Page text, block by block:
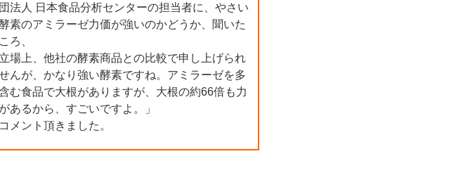
法人 日本食品分析センターの担当者に、やさい
素のアミラーゼ力価が強いのかどうか、聞いた
ろ、
立場上、他社の酵素商品との比較で申し上げられ
んが、かなり強い酵素ですね。アミラーゼを多
む食品で大根がありますが、大根の約66倍も力
あるから、すごいですよ。」
メント頂きました。